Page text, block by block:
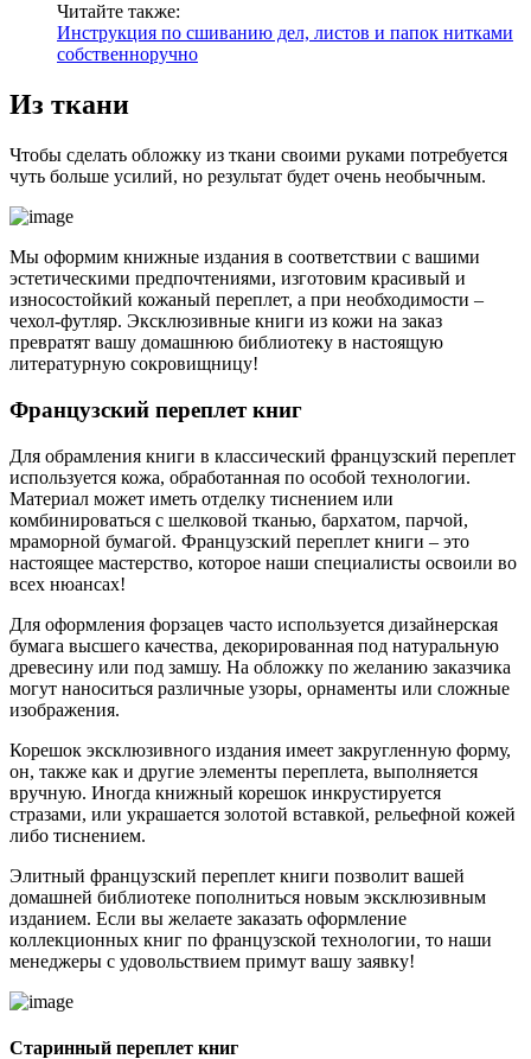
Читайте также:
Инструкция по сшиванию дел, листов и папок нитками
собственноручно
Из ткани
Чтобы сделать обложку из ткани своими руками потребуется
чуть больше усилий, но результат будет очень необычным.
Мы оформим книжные издания в соответствии с вашими
эстетическими предпочтениями, изготовим красивый и
износостойкий кожаный переплет, а при необходимости –
чехол-футляр. Эксклюзивные книги из кожи на заказ
превратят вашу домашнюю библиотеку в настоящую
литературную сокровищницу!
Французский переплет книг
Для обрамления книги в классический французский переплет
используется кожа, обработанная по особой технологии.
Материал может иметь отделку тиснением или
комбинироваться с шелковой тканью, бархатом, парчой,
мраморной бумагой. Французский переплет книги – это
настоящее мастерство, которое наши специалисты освоили во
всех нюансах!
Для оформления форзацев часто используется дизайнерская
бумага высшего качества, декорированная под натуральную
древесину или под замшу. На обложку по желанию заказчика
могут наноситься различные узоры, орнаменты или сложные
изображения.
Корешок эксклюзивного издания имеет закругленную форму,
он, также как и другие элементы переплета, выполняется
вручную. Иногда книжный корешок инкрустируется
стразами, или украшается золотой вставкой, рельефной кожей
либо тиснением.
Элитный французский переплет книги позволит вашей
домашней библиотеке пополниться новым эксклюзивным
изданием. Если вы желаете заказать оформление
коллекционных книг по французской технологии, то наши
менеджеры с удовольствием примут вашу заявку!
Старинный переплет книг